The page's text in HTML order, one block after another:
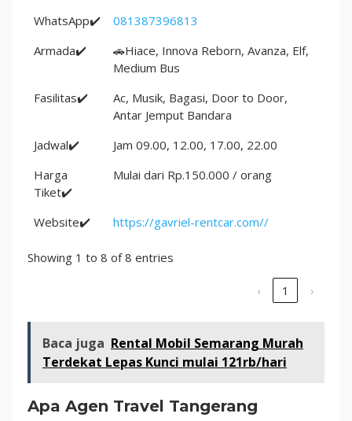
WhatsApp✔️
081387396813
Armada✔️
🚗Hiace, Innova Reborn, Avanza, Elf,
Medium Bus
Fasilitas✔️
Ac, Musik, Bagasi, Door to Door,
Antar Jemput Bandara
Jadwal✔️
Jam 09.00, 12.00, 17.00, 22.00
Harga
Tiket✔️
Mulai dari Rp.150.000 / orang
Website✔️ https://gavriel-rentcar.com//
Showing 1 to 8 of 8 entries
‹ 1 ›
Baca juga Rental Mobil Semarang Murah
Terdekat Lepas Kunci mulai 121rb/hari
Apa Agen Travel Tangerang